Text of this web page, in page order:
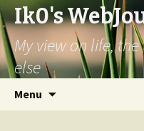
Ik0's
My view on life,
else
Menu